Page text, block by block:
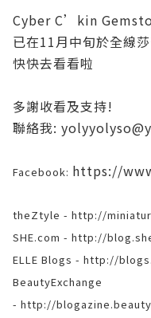
Cyber C’kin
已在11月中旬於全線
快快去看看啦
多謝收看及支持!
聯絡我:
Facebook: https://
theZtyle - http://
SHE.com - http://
ELLE Blogs - http://
BeautyExchange
- http://